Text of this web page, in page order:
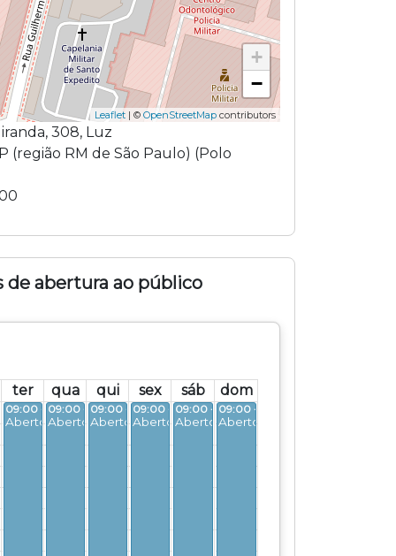
+
−
Leaflet | © OpenStreetMap contributors
, 308, Luz
(região RM de São Paulo) (Polo
de abertura ao público
ter qua qui sex sáb dom
09:00 - 16:00
Aberto
09:00 - 16:00
Aberto
09:00 - 16:00
Aberto
09:00 - 16:00
Aberto
09:00 - 16:00
Aberto
09:00 - 16:00
Aberto